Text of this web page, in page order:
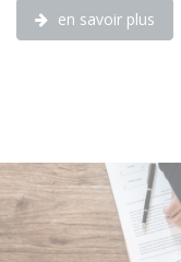
en savoir plus